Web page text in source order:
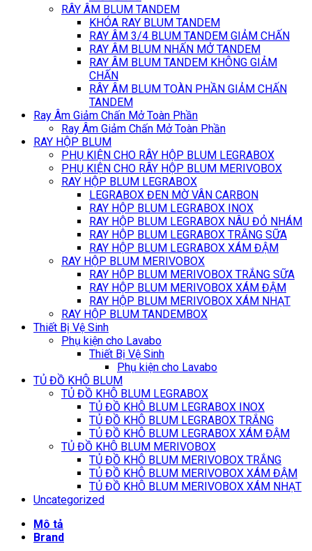
RÂY ÂM BLUM TANDEM
KHÓA RAY BLUM TANDEM
RAY ÂM 3/4 BLUM TANDEM GIẢM CHẤN
RAY ÂM BLUM NHẤN MỞ TANDEM
RAY ÂM BLUM TANDEM KHÔNG GIẢM
CHẤN
RÂY ÂM BLUM TOÀN PHẦN GIẢM CHẤN
TANDEM
Ray Âm Giảm Chấn Mở Toàn Phần
Ray Âm Giảm Chấn Mở Toàn Phần
RAY HỘP BLUM
PHỤ KIỆN CHO RÂY HỘP BLUM LEGRABOX
PHỤ KIỆN CHO RÂY HỘP BLUM MERIVOBOX
RAY HỘP BLUM LEGRABOX
LEGRABOX ĐEN MỜ VÂN CARBON
RAY HỘP BLUM LEGRABOX INOX
RAY HỘP BLUM LEGRABOX NÂU ĐỎ NHÁM
RAY HỘP BLUM LEGRABOX TRẮNG SỮA
RAY HỘP BLUM LEGRABOX XÁM ĐẬM
RAY HỘP BLUM MERIVOBOX
RAY HỘP BLUM MERIVOBOX TRẮNG SỮA
RAY HỘP BLUM MERIVOBOX XÁM ĐẬM
RAY HỘP BLUM MERIVOBOX XÁM NHẠT
RAY HỘP BLUM TANDEMBOX
Thiết Bị Vệ Sinh
Phụ kiện cho Lavabo
Thiết Bị Vệ Sinh
Phụ kiện cho Lavabo
TỦ ĐỒ KHÔ BLUM
TỦ ĐỒ KHÔ BLUM LEGRABOX
TỦ ĐỒ KHÔ BLUM LEGRABOX INOX
TỦ ĐỒ KHÔ BLUM LEGRABOX TRẮNG
TỦ ĐỒ KHÔ BLUM LEGRABOX XÁM ĐẬM
TỦ ĐỒ KHÔ BLUM MERIVOBOX
TỦ ĐỒ KHÔ BLUM MERIVOBOX TRẮNG
TỦ ĐỒ KHÔ BLUM MERIVOBOX XÁM ĐẬM
TỦ ĐỒ KHÔ BLUM MERIVOBOX XÁM NHẠT
Uncategorized
Mô tả
Brand